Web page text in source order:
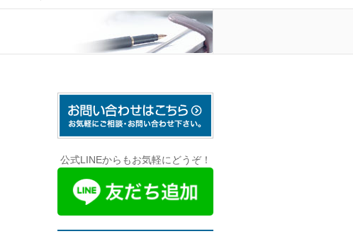
公式LINEからもお気軽にどうぞ！